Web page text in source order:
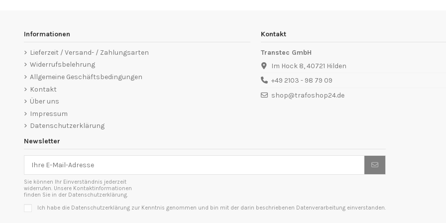
Informationen
Lieferzeit / Versand- / Zahlungsarten
Widerrufsbelehrung
Allgemeine Geschäftsbedingungen
Kontakt
Über uns
Impressum
Datenschutzerklärung
Kontakt
Transtec GmbH
Im Hock 8, 40721 Hilden
+49 2103 - 98 79 09
shop@trafoshop24.de
Newsletter
Sie können Ihr Einverständnis jederzeit
widerrufen. Unsere Kontaktinformationen
finden Sie in der Datenschutzerklärung.
Ich habe die Datenschutzerklärung zur Kenntnis genommen und bin mit der darin beschriebenen Datenverarbeitung einverstanden.